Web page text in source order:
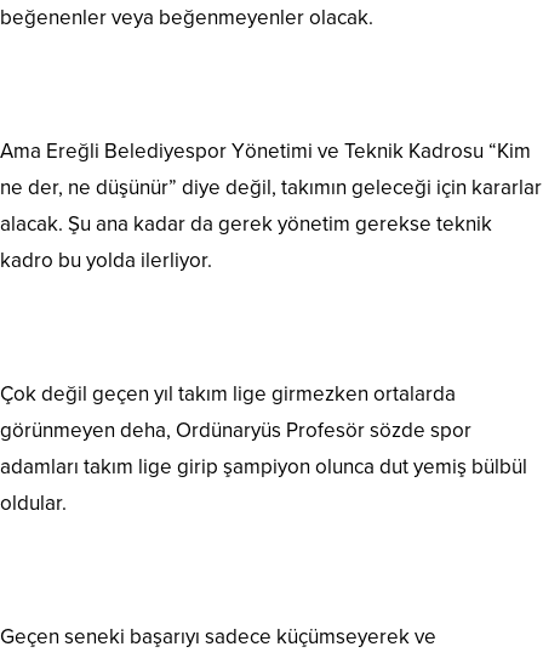
beğenenler veya beğenmeyenler olacak.
Ama Ereğli Belediyespor Yönetimi ve Teknik Kadrosu “Kim
ne der, ne düşünür” diye değil, takımın geleceği için kararlar
alacak. Şu ana kadar da gerek yönetim gerekse teknik
kadro bu yolda ilerliyor.
Çok değil geçen yıl takım lige girmezken ortalarda
görünmeyen deha, Ordünaryüs Profesör sözde spor
adamları takım lige girip şampiyon olunca dut yemiş bülbül
oldular.
Geçen seneki başarıyı sadece küçümseyerek ve